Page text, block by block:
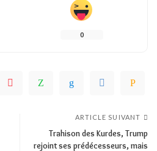
0
ARTICLE SUIVANT
Trahison des Kurdes, Trump
rejoint ses prédécesseurs, mais